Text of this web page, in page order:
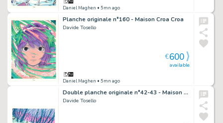
Daniel Maghen • 5mn ago
Planche originale n°160 - Maison Croa Croa
Davide Tosello
Daniel Maghen • 5mn ago
available
€600
Double planche originale n°42-43 - Maison Croa Croa
Davide Tosello